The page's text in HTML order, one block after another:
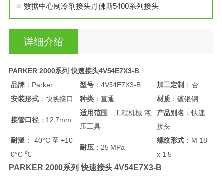
数据中心制冷剂接头丹佛斯5400系列接头
详细介绍
PARKER 2000系列 快速接头4V54E7X3-B
品牌：Parker 型号：4V54E7X3-B 加工定制：否
安装形式：快换接口 种类：直通 材质：镀银钢
接管口径：12.7mm
适用范围 ：工程机械 液
压工具
产品别名 ：快速
接头
耐温 ：-40°C 至 +10
0°C ℃
耐压：25 MPa
螺纹形式：M 18
x 1,5
PARKER 2000系列 快速接头 4V54E7X3-B